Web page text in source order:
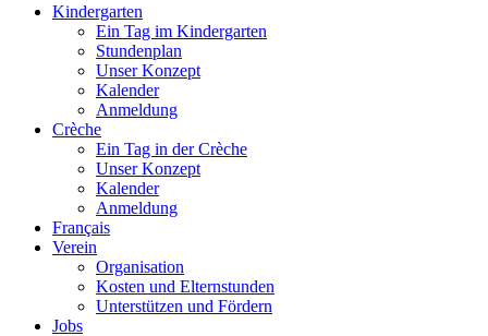
Kindergarten
Ein Tag im Kindergarten
Stundenplan
Unser Konzept
Kalender
Anmeldung
Crèche
Ein Tag in der Crèche
Unser Konzept
Kalender
Anmeldung
Français
Verein
Organisation
Kosten und Elternstunden
Unterstützen und Fördern
Jobs